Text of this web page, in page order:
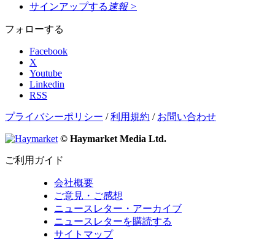
サインアップする 速報 >
フォローする
Facebook
X
Youtube
Linkedin
RSS
プライバシーポリシー /利用規約 / お問い合わせ
© Haymarket Media Ltd.
ご利用ガイド
会社概要
ご意見・ご感想
ニュースレター・アーカイブ
ニュースレターを購読する
サイトマップ